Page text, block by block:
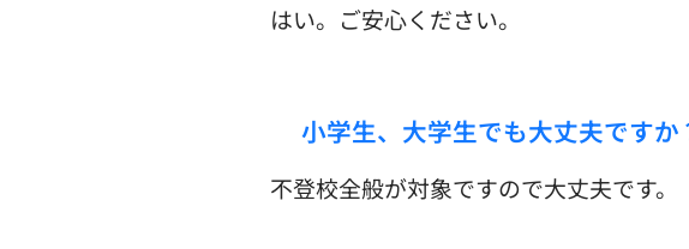
はい。ご安心ください。
☑︎小学生、大学生でも大丈夫ですか
不登校全般が対象ですので大丈夫です。